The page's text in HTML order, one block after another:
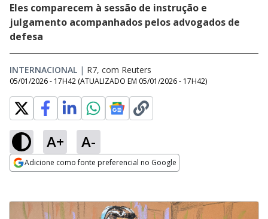
Eles comparecem à sessão de instrução e
julgamento acompanhados pelos advogados de
defesa
INTERNACIONAL | R7, com Reuters
05/01/2026 - 17H42 (ATUALIZADO EM 05/01/2026 - 17H42)
A+ A-
Adicione como fonte preferencial no Google